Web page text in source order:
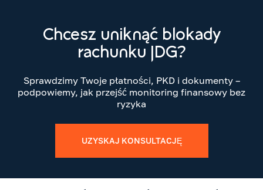
Chcesz uniknąć blokady
rachunku JDG?
Sprawdzimy Twoje płatności, PKD i dokumenty –
podpowiemy, jak przejść monitoring finansowy bez
ryzyka
UZYSKAJ KONSULTACJĘ